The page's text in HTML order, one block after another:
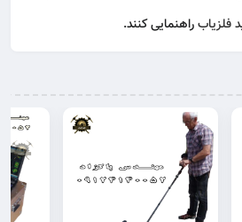
فلزیابراهنمایی کنند.